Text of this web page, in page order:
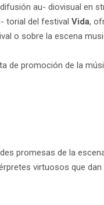
au- diovisual en
torial del festival Vida,
o sobre la escena
de promoción de la
promesas de la
virtuosos que